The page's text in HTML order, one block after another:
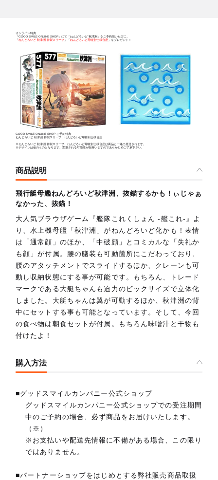
オンライン特典
「GOOD SMILE ONLINE SHOP」にて「ねんどろいど 秋津洲」をご予約頂いた方に、
「ねんどろいど 秋津洲 特製スリーブ 」「ねんどろいど用特別仕様台座 」をプレゼント！
GOOD SMILE ONLINE SHOP ご予約特典
ねんどろいど 秋津洲 特製スリーブ、ねんどろいど用特別仕様台座
※ねんどろいど 秋津洲 特製スリーブ、ねんどろいど用特別仕様台座は商品と一緒に発送されます。
※デザインは仮のものとなります。変更される可能性が御座いますのであらかじめご了承下さい。
商品説明
飛行艇母艦ねんどろいど秋津洲、抜錨するかも！ぃじゃぁ
なかった、抜錨！
大人気ブラウザゲーム『艦隊これくしょん -艦これ-』よ
り、水上機母艦「秋津洲」がねんどろいど化かも！表情
は「通常顔」のほか、「中破顔」とコミカルな「失礼か
も顔」が付属。腰の艤装も可動箇所にこだわっており、
腰のアタッチメントでスライドするほか、クレーンも可
動し収納状態にする事が可能です。もちろん、トレード
マークである大艇ちゃんも迫力のビックサイズで立体化
しました。大艇ちゃんは翼が可動するほか、秋津洲の背
中にセットする事も可能となっています。そして、今回
の食べ物は朝食セットが付属。もちろん味噌汁と干物も
付けたよ！
購入方法
■グッドスマイルカンパニー公式ショップ
グッドスマイルカンパニー公式ショップでの受注期間
中のご予約の場合、必ず商品をお届けいたします。
（※）
※お支払いや配送先情報に不備がある場合、この限り
ではありません。
■パートナーショップをはじめとする弊社販売商品取扱